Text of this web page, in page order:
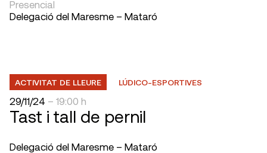
Presencial
Delegació del Maresme – Mataró
ACTIVITAT DE LLEURE LÚDICO-ESPORTIVES
29/11/24 – 19:00 h
Tast i tall de pernil
Delegació del Maresme – Mataró